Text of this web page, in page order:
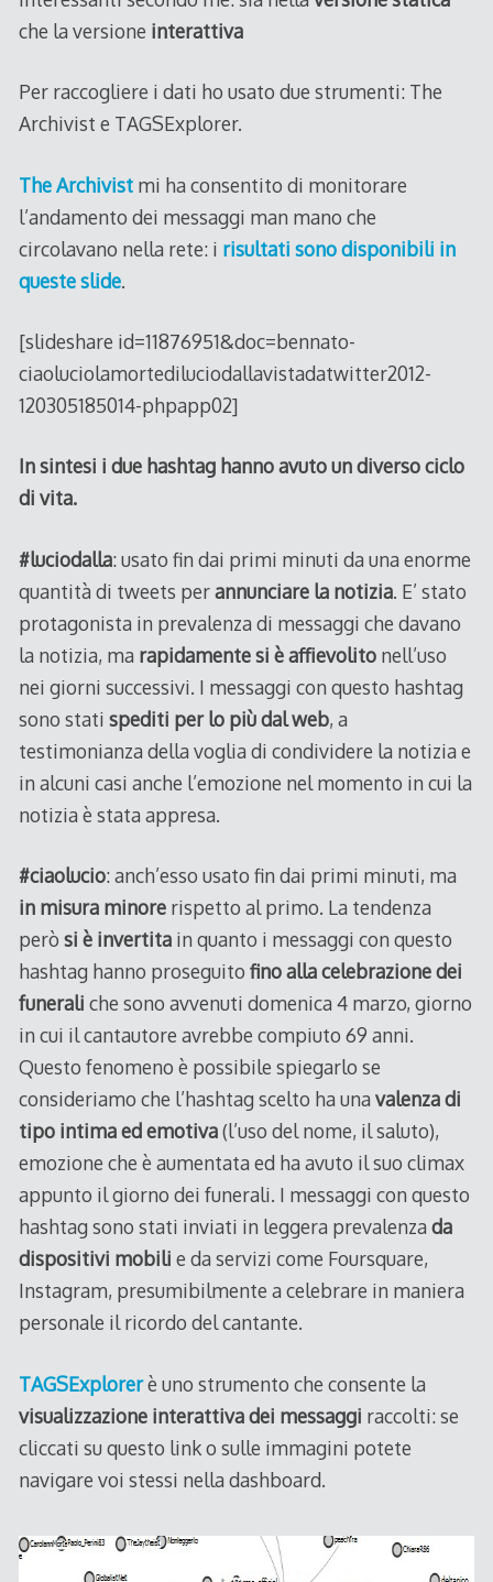
che la versione interattiva
Per raccogliere i dati ho usato due strumenti: The
Archivist e TAGSExplorer.
The Archivistmi ha consentito di monitorare
l’andamento dei messaggi man mano che
circolavano nella rete: i risultati sono disponibili in
queste slide.
[slideshare id=11876951&doc=bennato-
ciaoluciolamortediluciodallavistadatwitter2012-
120305185014-phpapp02]
In sintesi i due hashtag hanno avuto un diverso ciclo
di vita.
#luciodalla: usato fin dai primi minuti da una enorme
quantità di tweets perannunciare la notizia. E’ stato
protagonista in prevalenza di messaggi che davano
la notizia, ma rapidamente si è affievolitonell’uso
nei giorni successivi. I messaggi con questo hashtag
sono stati spediti per lo più dal web, a
testimonianza della voglia di condividere la notizia e
in alcuni casi anche l’emozione nel momento in cui la
notizia è stata appresa.
#ciaolucio: anch’esso usato fin dai primi minuti, ma
in misura minorerispetto al primo. La tendenza
però si è invertitain quanto i messaggi con questo
hashtag hanno proseguito fino alla celebrazione dei
funerali che sono avvenuti domenica 4 marzo, giorno
in cui il cantautore avrebbe compiuto 69 anni.
Questo fenomeno è possibile spiegarlo se
consideriamo che l’hashtag scelto ha unavalenza di
tipo intima ed emotiva(l’uso del nome, il saluto),
emozione che è aumentata ed ha avuto il suo climax
appunto il giorno dei funerali. I messaggi con questo
hashtag sono stati inviati in leggera prevalenzada
dispositivi mobili e da servizi come Foursquare,
Instagram, presumibilmente a celebrare in maniera
personale il ricordo del cantante.
TAGSExplorerè uno strumento che consente la
visualizzazione interattiva dei messaggi raccolti: se
cliccati su questo link o sulle immagini potete
navigare voi stessi nella dashboard.